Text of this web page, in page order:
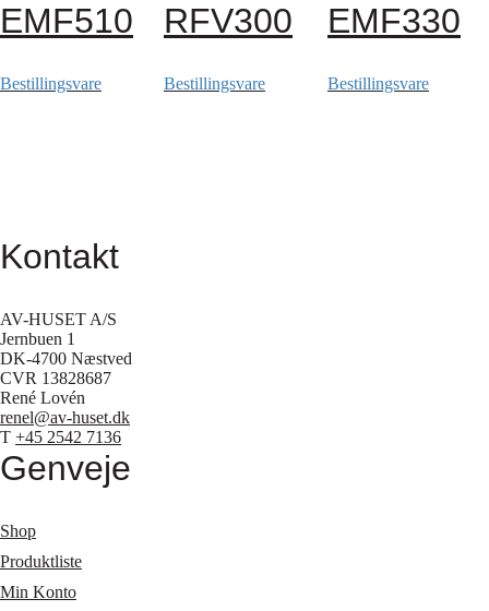
EMF510
Bestillingsvare
RFV300
Bestillingsvare
EMF330
Bestillingsvare
Kontakt
AV-HUSET A/S
Jernbuen 1
DK-4700 Næstved
CVR 13828687
René Lovén
renel@av-huset.dk
T +45 2542 7136
Genveje
Shop
Produktliste
Min Konto